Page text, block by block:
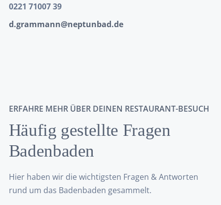
0221 71007 39
d.grammann@neptunbad.de
ERFAHRE MEHR ÜBER DEINEN RESTAURANT-BESUCH
Häufig gestellte Fragen
Badenbaden
Hier haben wir die wichtigsten Fragen & Antworten
rund um das Badenbaden gesammelt.